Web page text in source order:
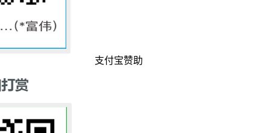
支付宝赞助